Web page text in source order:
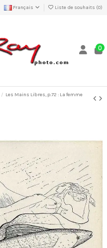
Français Liste de souhaits (0)
0
Les Mains Libres, p.72 : La femme